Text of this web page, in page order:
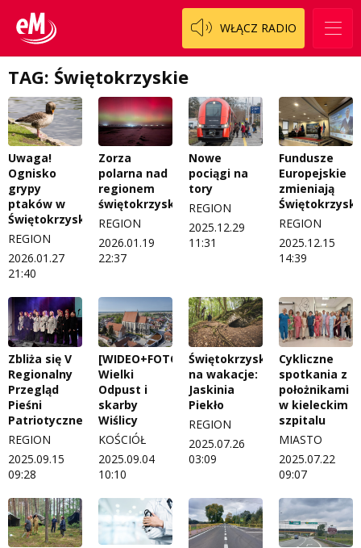
WŁĄCZ RADIO
TAG: Świętokrzyskie
Uwaga!
Ognisko
grypy
ptaków w
Świętokrzyskiem
REGION
2026.01.27
21:40
Zorza
polarna nad
regionem
świętokrzyskim
REGION
2026.01.19
22:37
Nowe
pociągi na
tory
REGION
2025.12.29
11:31
Fundusze
Europejskie
zmieniają
REGION
2025.12.15
14:39
Zbliża się V
Regionalny
Przegląd
Pieśni
Patriotycznej
REGION
2025.09.15
09:28
[WIDEO+FOTO]
Wielki
Odpust i
skarby
Wiślicy
KOŚCIÓŁ
2025.09.04
10:10
Świętokrzyskie
na wakacje:
Jaskinia
Piekło
REGION
2025.07.26
03:09
Cykliczne
spotkania z
położnikami
w kieleckim
szpitalu
MIASTO
2025.07.22
09:07